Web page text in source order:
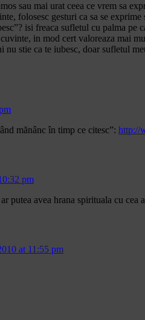
sau mai urat ceea ce vrem sa
folosesc gesturi ca sa se
isi freaca sufletul cu palma pe
in mod cert valoreaza mai
stie ca te iubesc, doar sufletul
mănânc în timp ce citesc”: http://
pm
putea avea hrana spirituala cu cea
at 11:55 pm